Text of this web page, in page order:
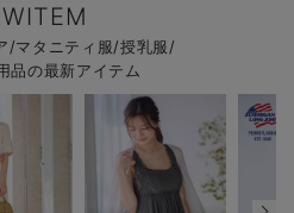
/マタニティ服/授乳服/
品の最新アイテム